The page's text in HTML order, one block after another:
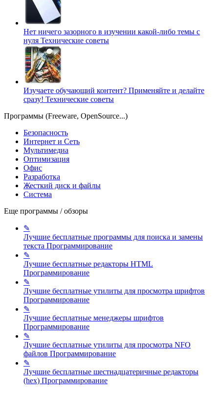
Нет ничего зазорного в изучении какой-либо темы с
нуля Технические советы
Изучаете обучающий контент? Применяйте и делайте
сразу! Технические советы
Программы (Freeware, OpenSource...)
Безопасность
Интернет и Сеть
Мультимедиа
Оптимизация
Офис
Разработка
Жесткий диск и файлы
Система
Еще программы / обзоры
✎
Лучшие бесплатные программы для поиска и замены
текста Программирование
✎
Лучшие бесплатные редакторы HTML
Программирование
✎
Лучшие бесплатные утилиты для просмотра шрифтов
Программирование
✎
Лучшие бесплатные менеджеры шрифтов
Программирование
✎
Лучшие бесплатные утилиты для просмотра NFO
файлов Программирование
✎
Лучшие бесплатные шестнадцатеричные редакторы
(hex) Программирование